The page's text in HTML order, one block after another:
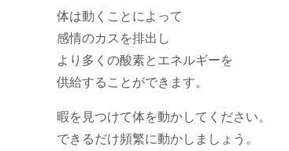
体は動くことによって
感情のカスを排出し
より多くの酸素とエネルギーを
供給することができます。
暇を見つけて体を動かしてください。
できるだけ頻繁に動かしましょう。